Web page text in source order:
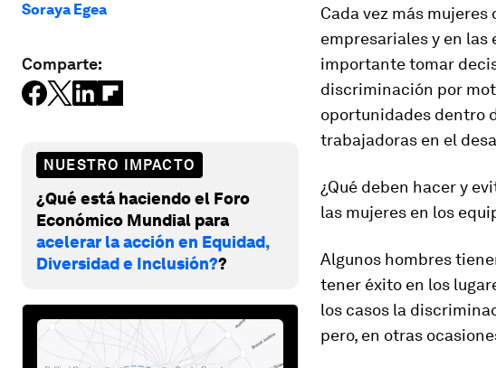
Soraya Egea
Comparte:
NUESTRO IMPACTO
¿Qué está haciendo el Foro
Económico Mundial para
acelerar la acción en Equidad,
Diversidad e Inclusión??
Cada vez más
empresariales y en las
importante tomar
discriminación por
oportunidades dentro
trabajadoras en el
¿Qué deben hacer y
las mujeres en los
Algunos hombres
tener éxito en los
los casos la
pero, en otras